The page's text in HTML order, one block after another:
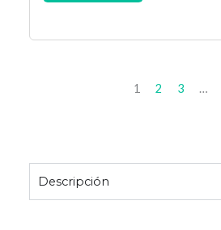
1 2 3 …
Descripción